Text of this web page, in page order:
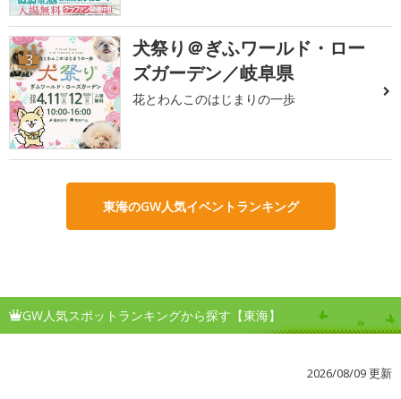
3
犬祭り＠ぎふワールド・ロー
ズガーデン／岐阜県
花とわんこのはじまりの一歩
東海のGW人気イベントランキング
GW人気スポットランキングから探す【東海】
2026/08/09 更新